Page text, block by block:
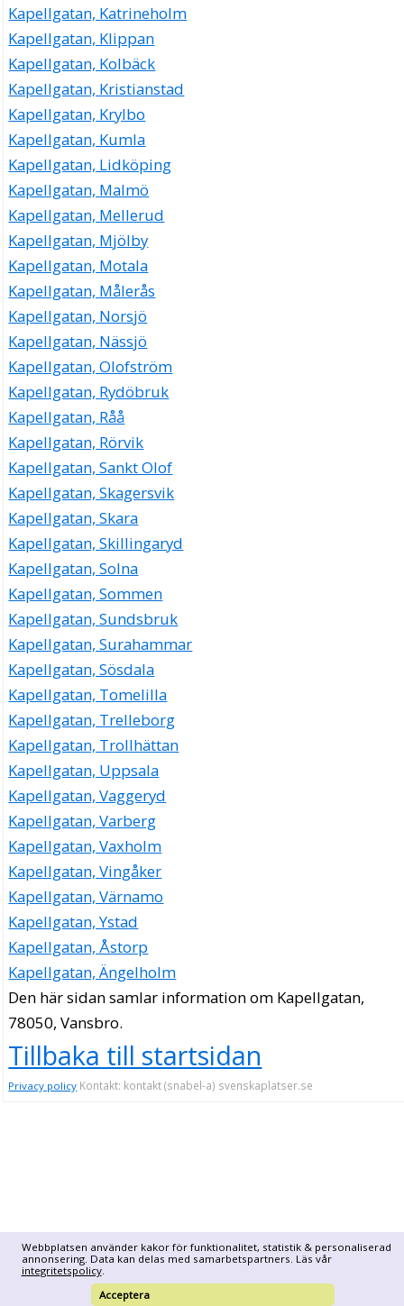
Webbplatsen använder kakor för funktionalitet, statistik & personaliserad
annonsering. Data kan delas med samarbetspartners. Läs vår
integritetspolicy.
Acceptera
Kapellgatan, Katrineholm
Kapellgatan, Klippan
Kapellgatan, Kolbäck
Kapellgatan, Kristianstad
Kapellgatan, Krylbo
Kapellgatan, Kumla
Kapellgatan, Lidköping
Kapellgatan, Malmö
Kapellgatan, Mellerud
Kapellgatan, Mjölby
Kapellgatan, Motala
Kapellgatan, Målerås
Kapellgatan, Norsjö
Kapellgatan, Nässjö
Kapellgatan, Olofström
Kapellgatan, Rydöbruk
Kapellgatan, Råå
Kapellgatan, Rörvik
Kapellgatan, Sankt Olof
Kapellgatan, Skagersvik
Kapellgatan, Skara
Kapellgatan, Skillingaryd
Kapellgatan, Solna
Kapellgatan, Sommen
Kapellgatan, Sundsbruk
Kapellgatan, Surahammar
Kapellgatan, Sösdala
Kapellgatan, Tomelilla
Kapellgatan, Trelleborg
Kapellgatan, Trollhättan
Kapellgatan, Uppsala
Kapellgatan, Vaggeryd
Kapellgatan, Varberg
Kapellgatan, Vaxholm
Kapellgatan, Vingåker
Kapellgatan, Värnamo
Kapellgatan, Ystad
Kapellgatan, Åstorp
Kapellgatan, Ängelholm
Den här sidan samlar information om Kapellgatan,
78050, Vansbro.
Tillbaka till startsidan
Privacy policy Kontakt: kontakt (snabel-a) svenskaplatser.se